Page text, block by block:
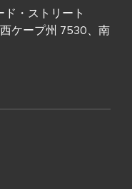
・ストリート
ケープ州 7530、南